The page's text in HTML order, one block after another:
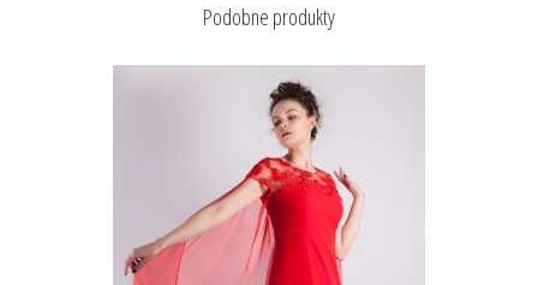
Podobne produkty